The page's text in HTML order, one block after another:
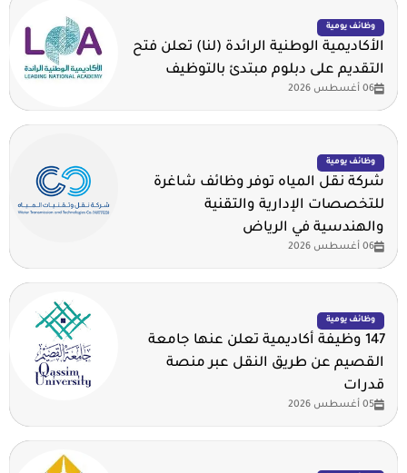
وظائف يومية
الأكاديمية الوطنية الرائدة (لنا) تعلن فتح
التقديم على دبلوم مبتدئ بالتوظيف
06 أغسطس 2026
وظائف يومية
شركة نقل المياه توفر وظائف شاغرة
للتخصصات الإدارية والتقنية
والهندسية في الرياض
06 أغسطس 2026
وظائف يومية
147 وظيفة أكاديمية تعلن عنها جامعة
القصيم عن طريق النقل عبر منصة
قدرات
05 أغسطس 2026